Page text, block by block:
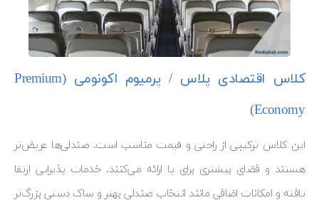
کلاس اقتصادی پلاس / پرمیوم اکونومی (Premium
Economy)
این کلاس ترکیبی از راحتی و قیمت مناسب است. صندلی‌ها عریض‌تر
هستند و فضای بیشتری برای پا ارائه می‌کنند. خدمات پذیرایی ارتقا
یافته و امکانات اضافی مانند انتخاب صندلی بهتر و ساک دستی بزرگ‌تر